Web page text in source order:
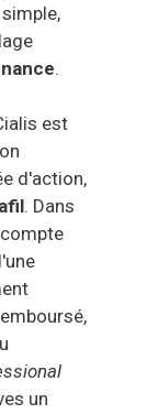
.
est
d'action,
. Dans
un